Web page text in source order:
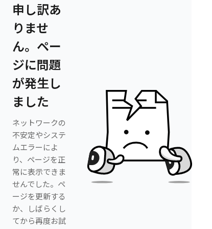
申し訳あ
りませ
ん。ペー
ジに問題
が発生し
ました
ネットワークの
不安定やシステ
ムエラーによ
り、ページを正
常に表示できま
せんでした。ペ
ージを更新する
か、しばらくし
てから再度お試